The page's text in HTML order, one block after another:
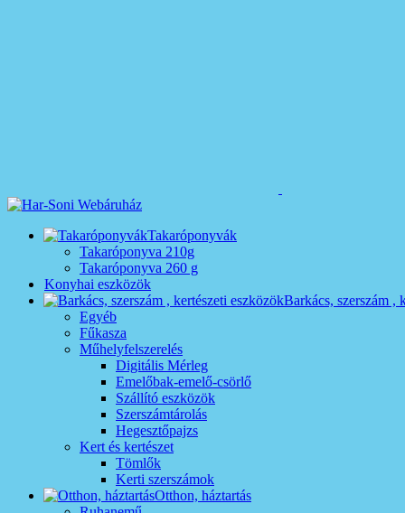
Takaróponyvák
Takaróponyva 210g
Takaróponyva 260 g
Konyhai eszközök
Barkács, szerszám ,
Egyéb
Fűkasza
Műhelyfelszerelés
Digitális Mérleg
Emelőbak-emelő-csörlő
Szállító eszközök
Szerszámtárolás
Hegesztőpajzs
Kert és kertészet
Tömlők
Kerti szerszámok
Otthon, háztartás